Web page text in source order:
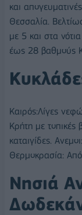
και
Θεσσαλία.
με 5 και στα
έως 28 βαθμούς
Καιρός:Λίγες
Κρήτη με
καταιγίδες.
Θερμοκρασία:
Νησιά